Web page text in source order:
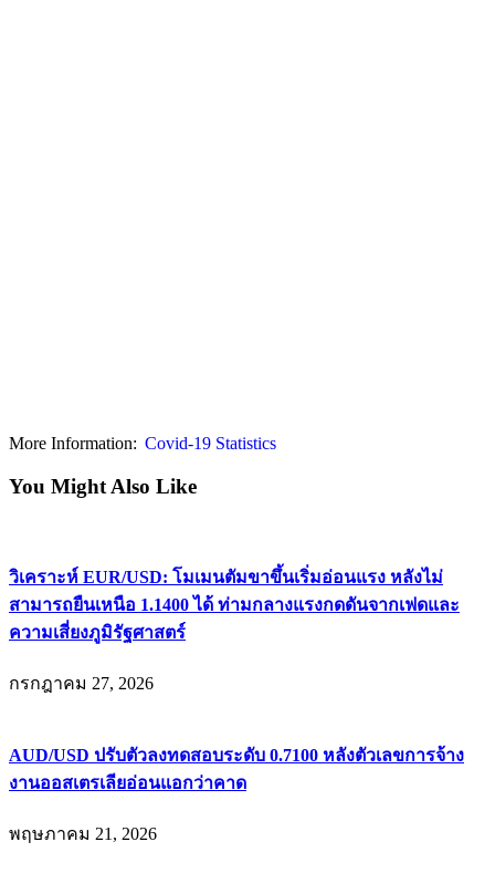
More Information: Covid-19 Statistics
You Might Also Like
วิเคราะห์ EUR/USD: โมเมนตัมขาขึ้นเริ่มอ่อนแรง หลังไม่
สามารถยืนเหนือ 1.1400 ได้ ท่ามกลางแรงกดดันจากเฟดและ
ความเสี่ยงภูมิรัฐศาสตร์
กรกฎาคม 27, 2026
AUD/USD ปรับตัวลงทดสอบระดับ 0.7100 หลังตัวเลขการจ้าง
งานออสเตรเลียอ่อนแอกว่าคาด
พฤษภาคม 21, 2026